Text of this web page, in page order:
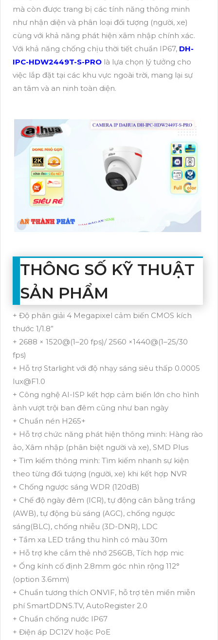
mà còn được trang bị các tính năng thông minh
như nhận diện và phân loại đối tượng (người, xe)
cùng với khả năng phát hiện xâm nhập chính xác.
Với khả năng chống chịu thời tiết chuẩn IP67, DH-
IPC-HDW2449T-S-PRO là lựa chọn lý tưởng cho
việc lắp đặt tại các khu vực ngoài trời, mang lại sự
an tâm và an ninh toàn diện.
THÔNG SỐ KỸ THUẬT
SẢN PHẨM
+ Độ phân giải 4 Megapixel cảm biến CMOS kích
thước 1/1.8”
+ 2688 × 1520@(1–20 fps)/ 2560 ×1440@(1–25/30
fps)
+ Hỗ trợ Starlight với độ nhạy sáng siêu thấp 0.0005
lux@F1.0
+ Công nghệ AI-ISP kết hợp cảm biến lớn cho hình
ảnh vượt trội ban đêm cũng như ban ngày
+ Chuẩn nén H265+
+ Hỗ trợ chức năng phát hiện thông minh: Hàng rào
ảo, Xâm nhập (phân biệt người và xe), SMD Plus
+ Tìm kiếm thông minh: Tìm kiếm nhanh sự kiện
theo từng đối tượng (người, xe) khi kết hợp NVR
+ Chống ngược sáng WDR (120dB)
+ Chế độ ngày đêm (ICR), tự động cân bằng trắng
(AWB), tự động bù sáng (AGC), chống ngược
sáng(BLC), chống nhiễu (3D-DNR), LDC
+ Tầm xa LED trắng thu hình có màu 30m
+ Hỗ trợ khe cắm thẻ nhớ 256GB, Tích hợp mic
+ Ống kính cố định 2.8mm góc nhìn rộng 112°
(option 3.6mm)
+ Chuẩn tương thích ONVIF, hỗ trợ tên miền miễn
phí SmartDDNS.TV, AutoRegister 2.0
+ Chuẩn chống nước IP67
+ Điện áp DC12V hoặc PoE